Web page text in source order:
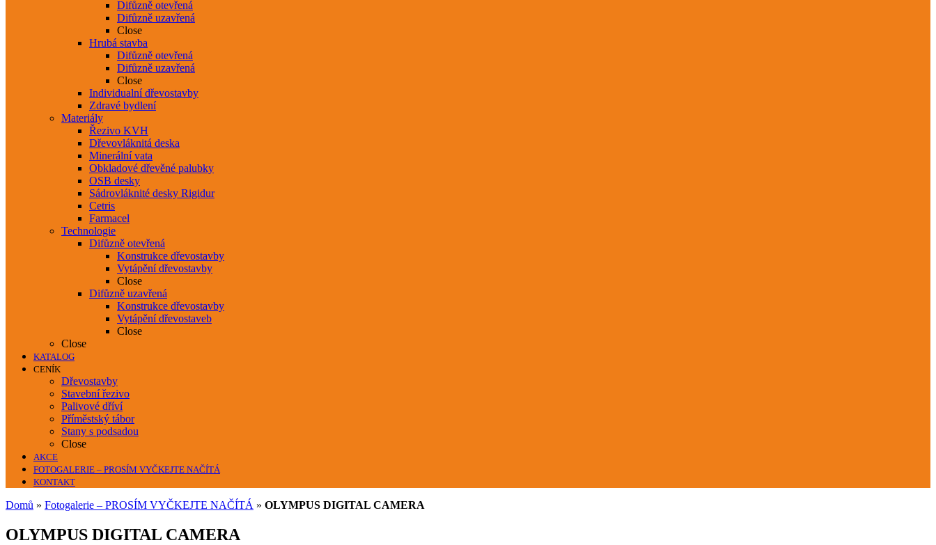
Difůzně otevřená
Difůzně uzavřená
Close
Hrubá stavba
Difůzně otevřená
Difůzně uzavřená
Close
Individualní dřevostavby
Zdravé bydlení
Materiály
Řezivo KVH
Dřevovláknitá deska
Minerální vata
Obkladové dřevěné palubky
OSB desky
Sádrovláknité desky Rigidur
Cetris
Farmacel
Technologie
Difůzně otevřená
Konstrukce dřevostavby
Vytápění dřevostavby
Close
Difůzně uzavřená
Konstrukce dřevostavby
Vytápění dřevostaveb
Close
Close
KATALOG
CENÍK
Dřevostavby
Stavební řezivo
Palivové dříví
Příměstský tábor
Stany s podsadou
Close
AKCE
FOTOGALERIE – PROSÍM VYČKEJTE NAČÍTÁ
KONTAKT
Domů » Fotogalerie – PROSÍM VYČKEJTE NAČÍTÁ » OLYMPUS DIGITAL CAMERA
OLYMPUS DIGITAL CAMERA